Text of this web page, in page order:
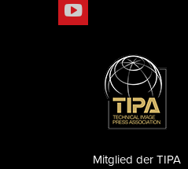
Mitglied der TIPA